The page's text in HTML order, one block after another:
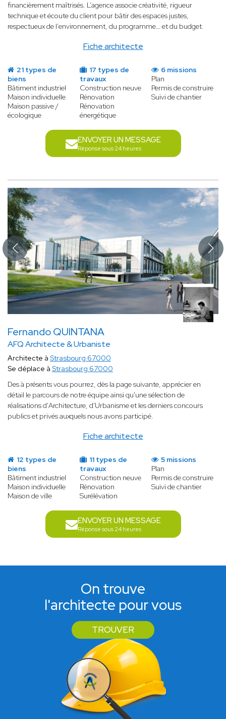
Fiche architecte
financièrement maîtrisés. L’agence associe créativité, rigueur
technique et écoute du client pour bâtir des espaces justes,
respectueux de l’environnement, du programme… et du budget.
21 types de
biens
Bâtiment industriel
Maison individuelle
Maison passive /
écologique
17 types de
travaux
Construction neuve
Rénovation
Rénovation
énergétique
6 missions
Plan
Permis de construire
Suivi de chantier
ENVOYER UN MESSAGE
Réponse sous 24 heures
Fernando QUINTANA
AFQ Architecte & Urbaniste
Fiche architecte
Architecte à Strasbourg 67000
Se déplace à Strasbourg 67000
Des à présents vous pourrez, dès la page suivante, apprécier en
détail le parcours de notre équipe ainsi qu'une sélection de
réalisations d'Architecture, d'Urbanisme et les derniers concours
publics et privés auxquels nous avons participé.
12 types de
biens
Bâtiment industriel
Maison individuelle
Maison de ville
11 types de
travaux
Construction neuve
Rénovation
Surélévation
5 missions
Plan
Permis de construire
Suivi de chantier
ENVOYER UN MESSAGE
Réponse sous 24 heures
On trouve
l'architecte pour vous
TROUVER